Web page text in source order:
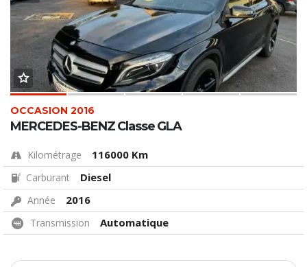
OCCASION 2016
MERCEDES-BENZ Classe GLA
Kilométrage 116000 Km
Carburant Diesel
Année 2016
Transmission Automatique